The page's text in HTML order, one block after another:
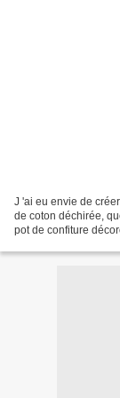
J 'ai eu envie de
de coton déchirée,
pot de confiture